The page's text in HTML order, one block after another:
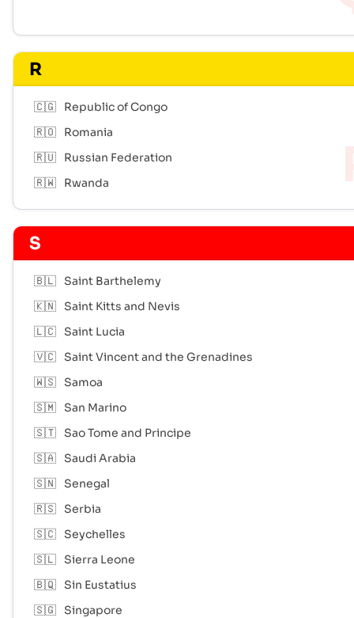
R
🇨🇬
Republic of Congo
🇷🇴
Romania
🇷🇺
Russian Federation
🇷🇼
Rwanda
S
🇧🇱 Saint Barthelemy
🇰🇳 Saint Kitts and Nevis
🇱🇨 Saint Lucia
🇻🇨 Saint Vincent and the Grenadines
🇼🇸 Samoa
🇸🇲 San Marino
🇸🇹 Sao Tome and Principe
🇸🇦 Saudi Arabia
🇸🇳 Senegal
🇷🇸 Serbia
🇸🇨 Seychelles
🇸🇱 Sierra Leone
🇧🇶 Sin Eustatius
🇸🇬 Singapore